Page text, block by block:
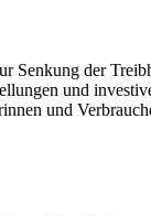
der
und
und